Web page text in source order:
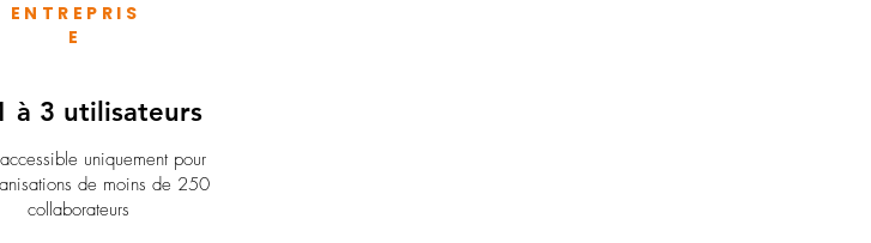
ENTREPRIS
E
à 3 utilisateurs
uniquement pour
de moins de 250
collaborateurs